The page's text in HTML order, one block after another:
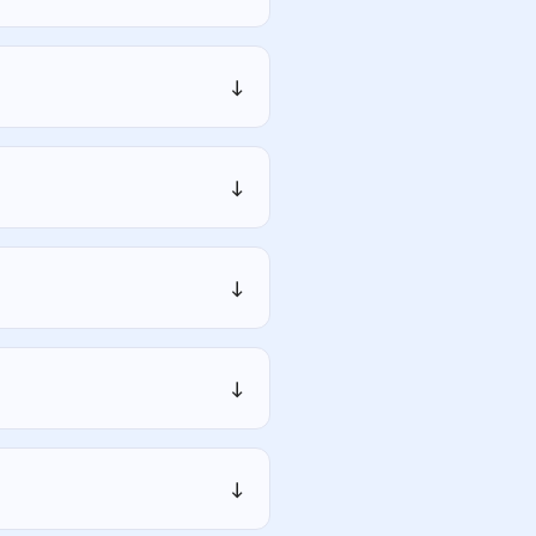
↓
↓
↓
↓
↓